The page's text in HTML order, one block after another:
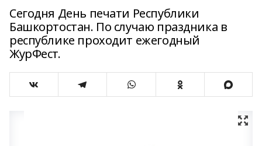
Сегодня День печати Республики
Башкортостан. По случаю праздника в
республике проходит ежегодный
ЖурФест.